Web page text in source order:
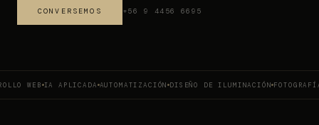
CONVERSEMOS +56 9 4456 6695
WEB IA APLICADA AUTOMATIZACIÓN DISEÑO DE ILUMINACIÓN